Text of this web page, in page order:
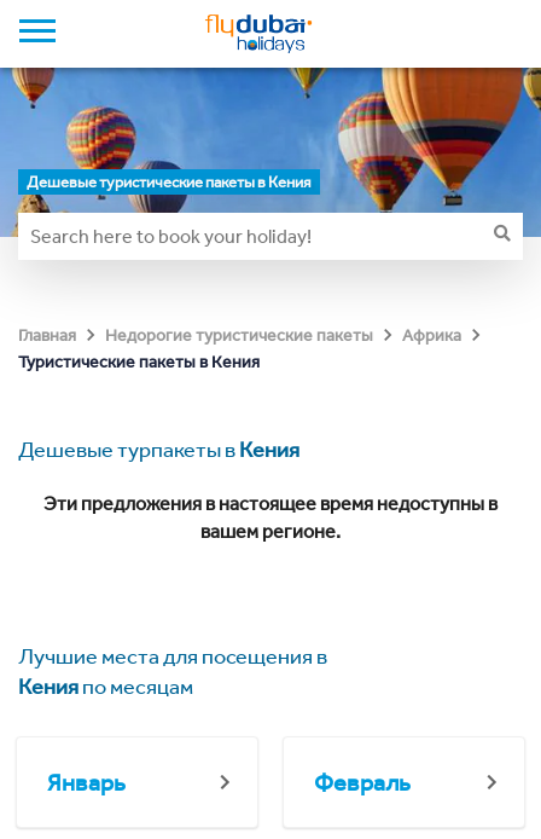
Дешевые туристические пакеты в Кения
Главная Недорогие туристические пакеты
Африка
Туристические пакеты в Кения
Дешевые турпакеты вКения
Эти предложения в настоящее время недоступны в
вашем регионе.
Лучшие места для посещения в
Кенияпо месяцам
Январь Февраль